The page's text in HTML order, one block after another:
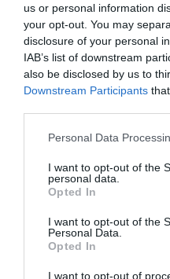
us or personal information
your opt-out. You may
disclosure of your personal
IAB’s list of downstream
also be disclosed by us to
Downstream Participants
Please note that this
not limited to your visit or
grant or deny consent to
use your data for below
consent section.
Personal Data
I want to opt-out of the
personal data.
Opted In
I want to opt-out of the
Personal Data.
Opted In
I want to opt-out of